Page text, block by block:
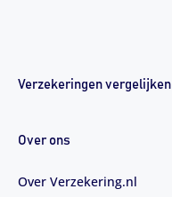
Verzekeringen vergelijken
Over ons
Over Verzekering.nl